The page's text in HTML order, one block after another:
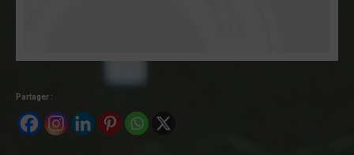
Partager :